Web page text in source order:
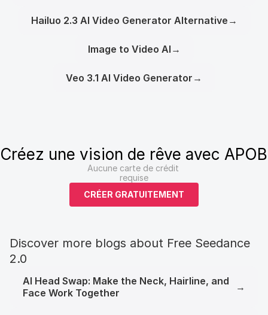
Hailuo 2.3 AI Video Generator Alternative →
Image to Video AI →
Veo 3.1 AI Video Generator →
Créez une vision de rêve avec APOB
Aucune carte de crédit
requise
CRÉER GRATUITEMENT
Discover more blogs about Free Seedance
2.0
AI Head Swap: Make the Neck, Hairline, and
Face Work Together
→